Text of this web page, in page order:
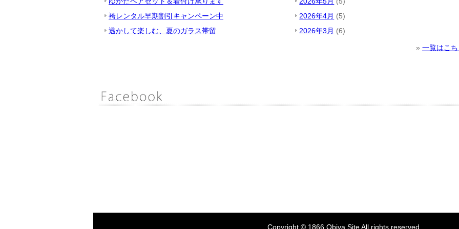
袴レンタル早期割引キャンペーン中
透かして楽しむ、夏のガラス帯留
2026年4月 (5)
2026年3月 (6)
» 一覧はこ
Copyright © 1866. Obiya Site All rights reserved.